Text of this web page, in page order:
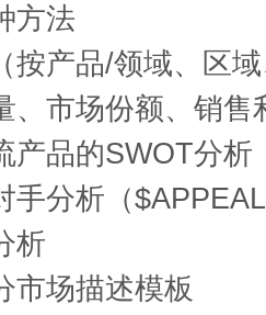
方法
按产品/领域、区
、市场份额、销售
产品的SWOT分析
手分析（
析
市场描述模板